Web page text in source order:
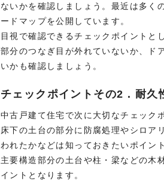
ないかを確認しましょう。最近は多く
ードマップを公開しています。
目視で確認できるチェックポイントと
部分のつなぎ目が外れていないか、ド
いかも確認しましょう。
チェックポイントその2．耐久
中古戸建て住宅で次に大切なチェック
床下の土台の部分に防腐処理やシロア
われたかなどは知っておきたいポイン
主要構造部分の土台や柱・梁などの木
イントとなります。